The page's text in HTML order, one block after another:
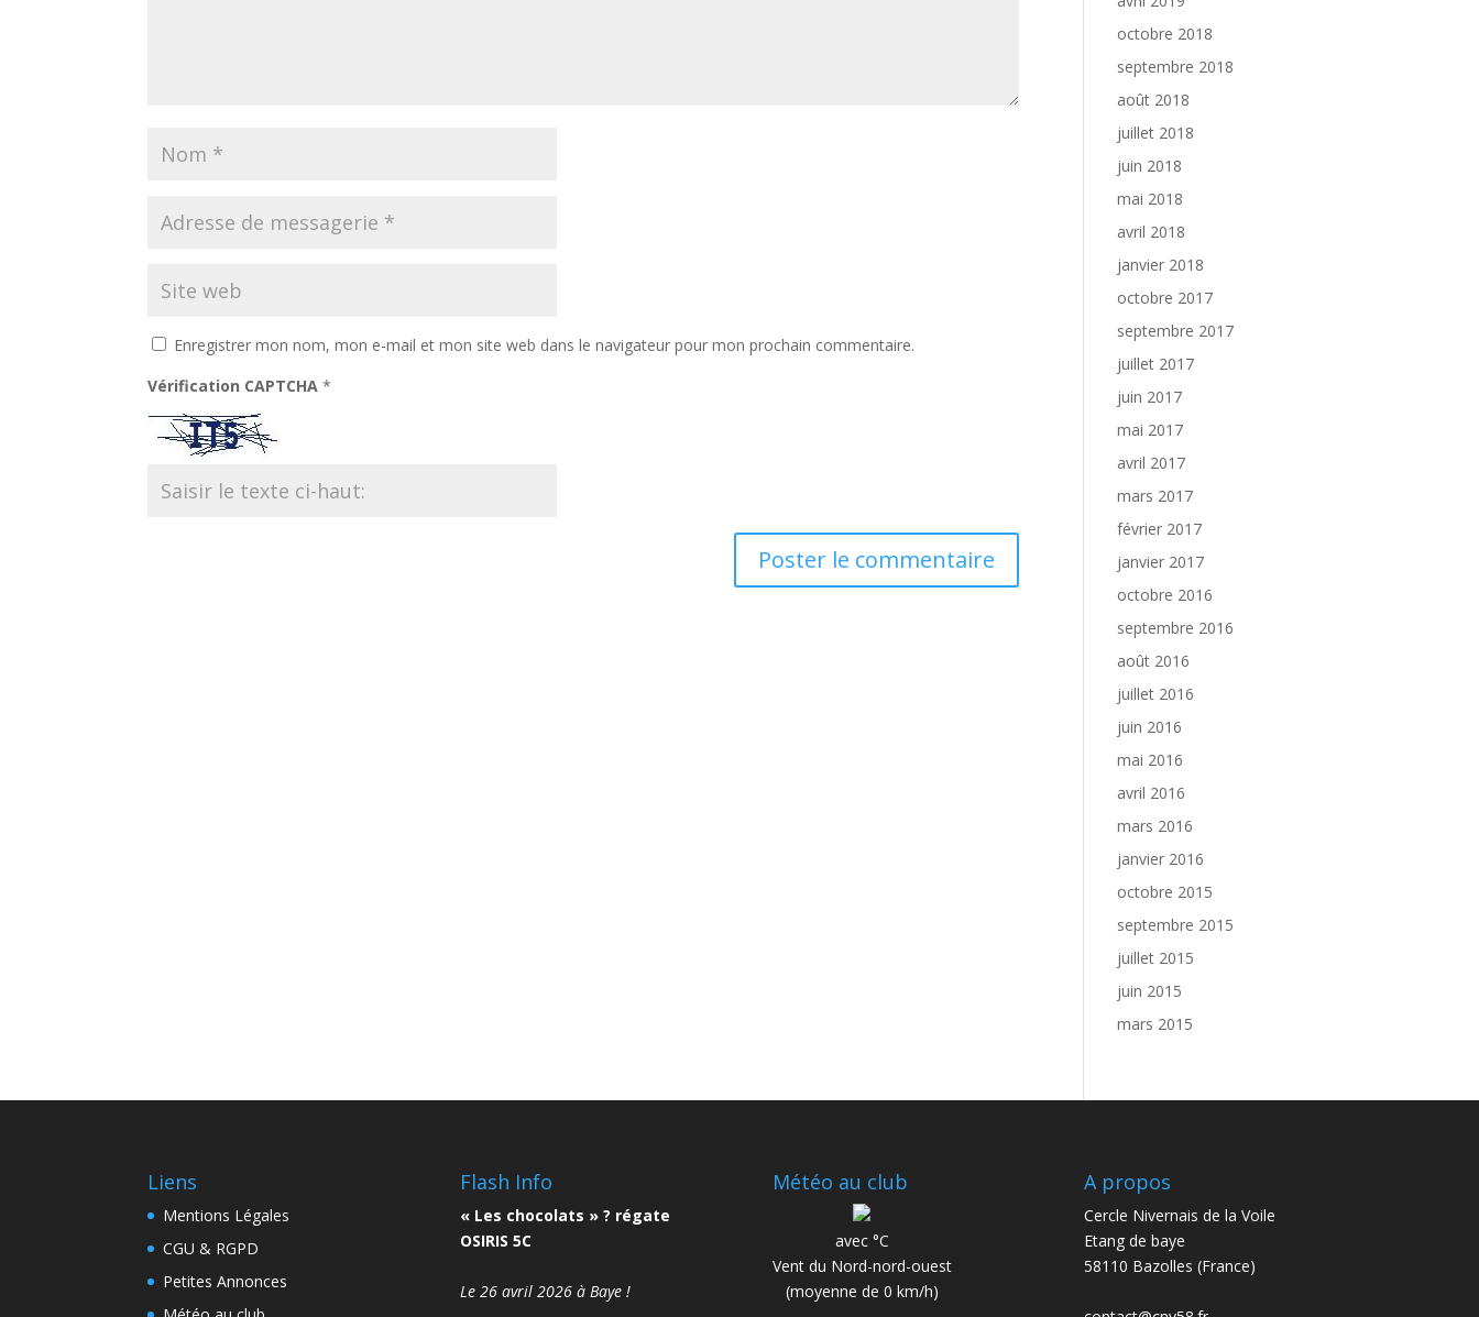
Enregistrer mon nom, mon e-mail et mon site web dans le navigateur pour mon prochain commentaire.
Vérification CAPTCHA*
octobre 2018
septembre 2018
août 2018
juillet 2018
juin 2018
mai 2018
avril 2018
janvier 2018
octobre 2017
septembre 2017
juillet 2017
juin 2017
mai 2017
avril 2017
mars 2017
février 2017
janvier 2017
octobre 2016
septembre 2016
août 2016
juillet 2016
juin 2016
mai 2016
avril 2016
mars 2016
janvier 2016
octobre 2015
septembre 2015
juillet 2015
juin 2015
mars 2015
Liens
Mentions Légales
CGU & RGPD
Petites Annonces
Flash Info
« Les chocolats » ? régate
OSIRIS 5C
Le 26 avril 2026 à Baye !
Météo au club
avec °C
Vent du Nord-nord-ouest
(moyenne de 0 km/h)
A propos
Cercle Nivernais de la Voile
Etang de baye
58110 Bazolles (France)